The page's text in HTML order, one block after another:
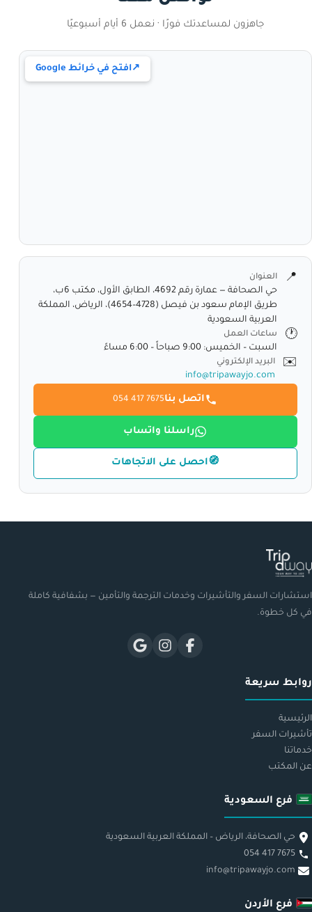
جاهزون لمساعدتك فورًا · نعمل 6 أيام أسبوعيًا
↗افتح في خرائط Google
📍 العنوان
حي الصحافة — عمارة رقم 4692، الطابق الأول، مكتب 6ب،
طريق الإمام سعود بن فيصل (4728–4654)، الرياض، المملكة
العربية السعودية
🕐 ساعات العمل
السبت – الخميس: 9:00 صباحاً – 6:00 مساءً
✉️ البريد الإلكتروني
info@tripawayjo.com
اتصل بنا054 417 7675
راسلنا واتساب
🧭احصل على الاتجاهات
استشارات السفر والتأشيرات وخدمات الترجمة والتأمين — بشفافية كاملة
في كل خطوة.
روابط سريعة
الرئيسية
تأشيرات السفر
خدماتنا
عن المكتب
فرع السعودية
حي الصحافة، الرياض – المملكة العربية السعودية
054 417 7675
info@tripawayjo.com
فرع الأردن